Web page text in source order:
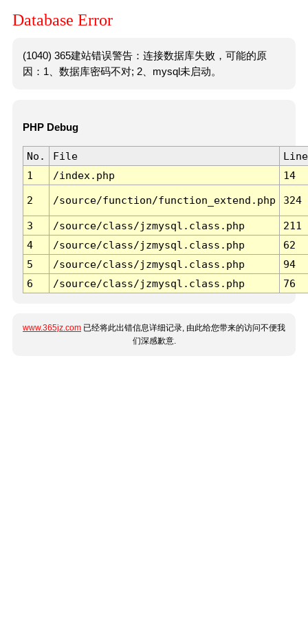
Database Error
(1040) 365建站错误警告：连接数据库失败，可能的原
因：1、数据库密码不对; 2、mysql未启动。
PHP Debug
No. File
Line
1
/index.php 14
2 /source/function/function_extend.php 324
3 /source/class/jzmysql.class.php
211
4
/source/class/jzmysql.class.php
62
5
/source/class/jzmysql.class.php
94
6
/source/class/jzmysql.class.php 76
www.365jz.com 已经将此出错信息详细记录, 由此给您带来的访问不便我
们深感歉意.